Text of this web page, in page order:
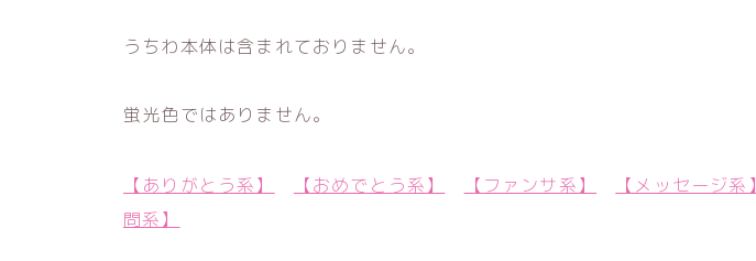
うちわ本体は含まれておりません。
蛍光色ではありません。
【ありがとう系】 【おめでとう系】 【ファンサ系】 【メッセージ系】
問系】